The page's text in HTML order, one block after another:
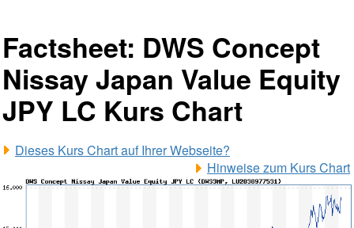
Factsheet: DWS Concept
Nissay Japan Value Equity
JPY LC Kurs Chart
Dieses Kurs Chart auf Ihrer Webseite?
Hinweise zum Kurs Chart